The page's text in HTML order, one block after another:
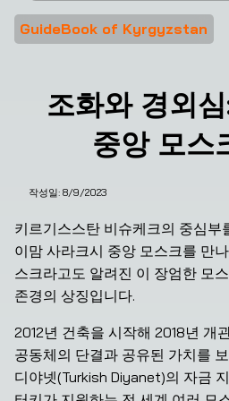
GuideBook of Kyrgyzstan
조화와 경외
중앙 모스
작성일: 8/9/2023
키르기스스탄 비슈케크의 중심부
이맘 사라크시 중앙 모스크를 만
스크라고도 알려진 이 장엄한 모
존경의 상징입니다.
2012년 건축을 시작해 2018년 개
공동체의 단결과 공유된 가치를
디야넷(Turkish Diyanet)의 자금